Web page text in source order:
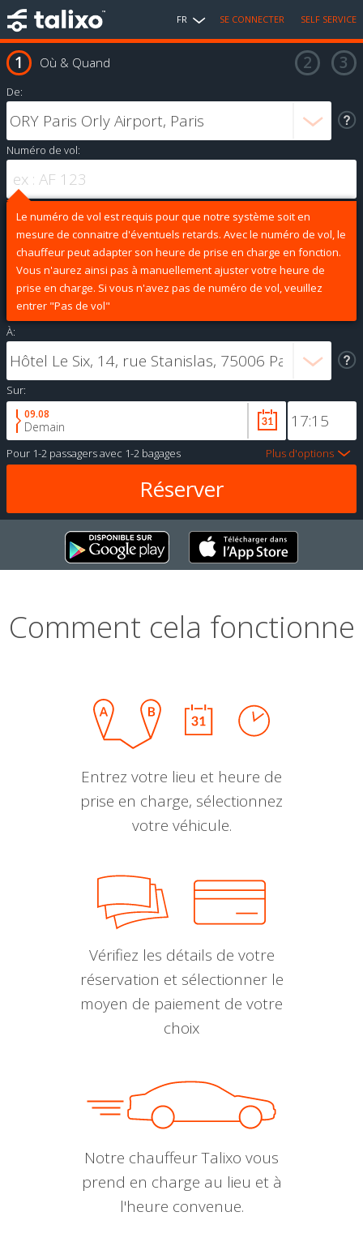
FR SE CONNECTER SELF SERVICE
Où & Quand
De:
Numéro de vol:
Le numéro de vol est requis pour que notre système soit en
mesure de connaitre d'éventuels retards. Avec le numéro de vol, le
chauffeur peut adapter son heure de prise en charge en fonction.
Vous n'aurez ainsi pas à manuellement ajuster votre heure de
prise en charge. Si vous n'avez pas de numéro de vol, veuillez
entrer "Pas de vol"
À:
Sur:
09.08
Demain
Pour 1-2 passagersavec 1-2 bagages Plus d'options
Comment cela fonctionne
Entrez votre lieu et heure de
prise en charge, sélectionnez
votre véhicule.
Vérifiez les détails de votre
réservation et sélectionner le
moyen de paiement de votre
choix
Notre chauffeur Talixo vous
prend en charge au lieu et à
l'heure convenue.